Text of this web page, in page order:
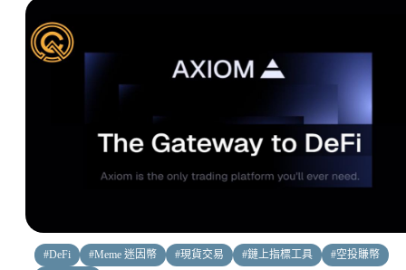
#DeFi #Meme 迷因幣 #現貨交易 #鏈上指標工具 #空投賺幣